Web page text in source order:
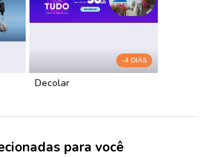
-4 DIAS
Decolar
para você